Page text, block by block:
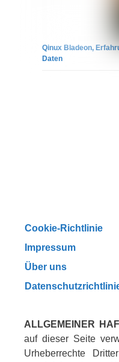
Qinux Bladeon,
Daten
Cookie-Richtlinie
Impressum
Über uns
ALLGEMEINER
auf dieser Seite
Urheberrechte